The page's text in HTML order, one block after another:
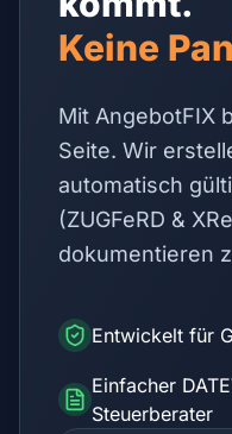
Keine
Mit AngebotFIX
Seite. Wir
automatisch
(ZUGFeRD &
dokumentieren
Entwickelt für
Einfacher
Steuerberater